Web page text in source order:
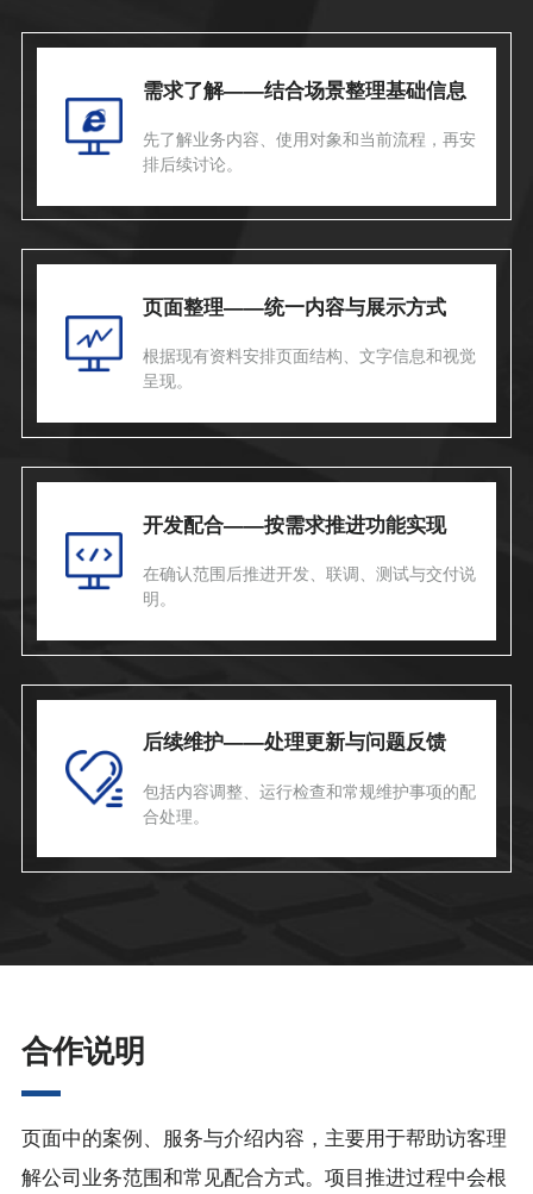
需求了解——结合场景整理基础信息
先了解业务内容、使用对象和当前流程，再安
排后续讨论。
页面整理——统一内容与展示方式
根据现有资料安排页面结构、文字信息和视觉
呈现。
开发配合——按需求推进功能实现
在确认范围后推进开发、联调、测试与交付说
明。
后续维护——处理更新与问题反馈
包括内容调整、运行检查和常规维护事项的配
合处理。
合作说明
页面中的案例、服务与介绍内容，主要用于帮助访客理
解公司业务范围和常见配合方式。项目推进过程中会根